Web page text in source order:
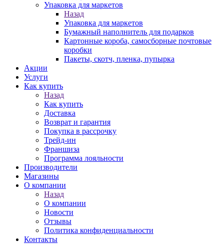
Упаковка для маркетов
Назад
Упаковка для маркетов
Бумажный наполнитель для подарков
Картонные короба, самосборные почтовые
коробки
Пакеты, скотч, пленка, пупырка
Акции
Услуги
Как купить
Назад
Как купить
Доставка
Возврат и гарантия
Покупка в рассрочку
Трейд-ин
Франшиза
Программа лояльности
Производители
Магазины
О компании
Назад
О компании
Новости
Отзывы
Политика конфиденциальности
Контакты